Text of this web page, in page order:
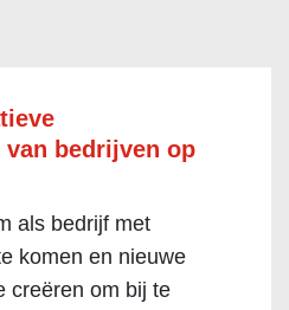
bedrijven op
als bedrijf met
komen en nieuwe
creëren om bij te